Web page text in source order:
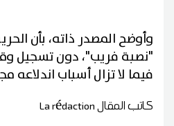
"نصبة فريب"، دون تسجيل
فيما لا تزال أسباب اندلاعه
كاتب المقالLa rédaction